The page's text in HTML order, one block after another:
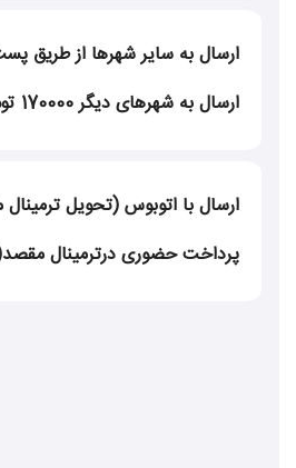
ارسال به سایر شهرها از طریق
ارسال به شهرهای دیگر 170000 تومان.
ارسال با اتوبوس (تحویل
پرداخت حضوری درترمینال